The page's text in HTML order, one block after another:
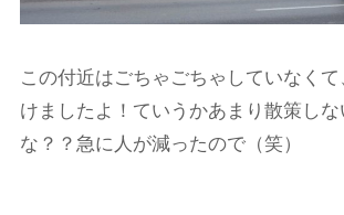
この付近はごちゃごちゃしていなく
けましたよ！ていうかあまり散策し
な？？急に人が減ったので（笑）